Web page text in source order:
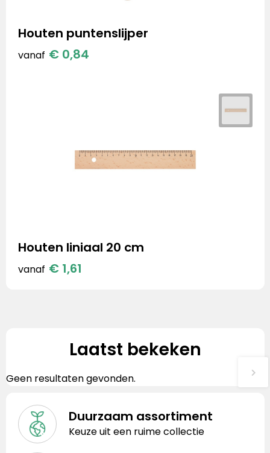
Houten puntenslijper
vanaf € 0,84
Houten liniaal 20 cm
vanaf € 1,61
Laatst bekeken
Geen resultaten gevonden.
Duurzaam assortiment
Keuze uit een ruime collectie